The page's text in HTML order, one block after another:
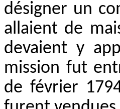
désigner un
allaient de
devaient y
mission fut
de février